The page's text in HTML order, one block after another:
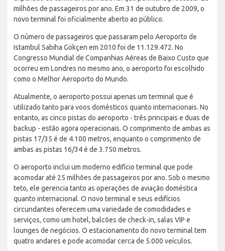
milhões de passageiros por ano. Em 31 de outubro de 2009, o
novo terminal foi oficialmente aberto ao público.
O número de passageiros que passaram pelo Aeroporto de
Istambul Sabiha Gökçen em 2010 foi de 11.129.472. No
Congresso Mundial de Companhias Aéreas de Baixo Custo que
ocorreu em Londres no mesmo ano, o aeroporto foi escolhido
como o Melhor Aeroporto do Mundo.
Atualmente, o aeroporto possui apenas um terminal que é
utilizado tanto para voos domésticos quanto internacionais. No
entanto, as cinco pistas do aeroporto - três principais e duas de
backup - estão agora operacionais. O comprimento de ambas as
pistas 17/35 é de 4.100 metros, enquanto o comprimento de
ambas as pistas 16/34 é de 3.750 metros.
O aeroporto inclui um moderno edifício terminal que pode
acomodar até 25 milhões de passageiros por ano. Sob o mesmo
teto, ele gerencia tanto as operações de aviação doméstica
quanto internacional. O novo terminal e seus edifícios
circundantes oferecem uma variedade de comodidades e
serviços, como um hotel, balcões de check-in, salas VIP e
lounges de negócios. O estacionamento do novo terminal tem
quatro andares e pode acomodar cerca de 5.000 veículos.